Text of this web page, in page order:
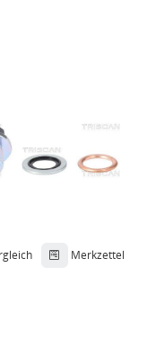
Merkzettel